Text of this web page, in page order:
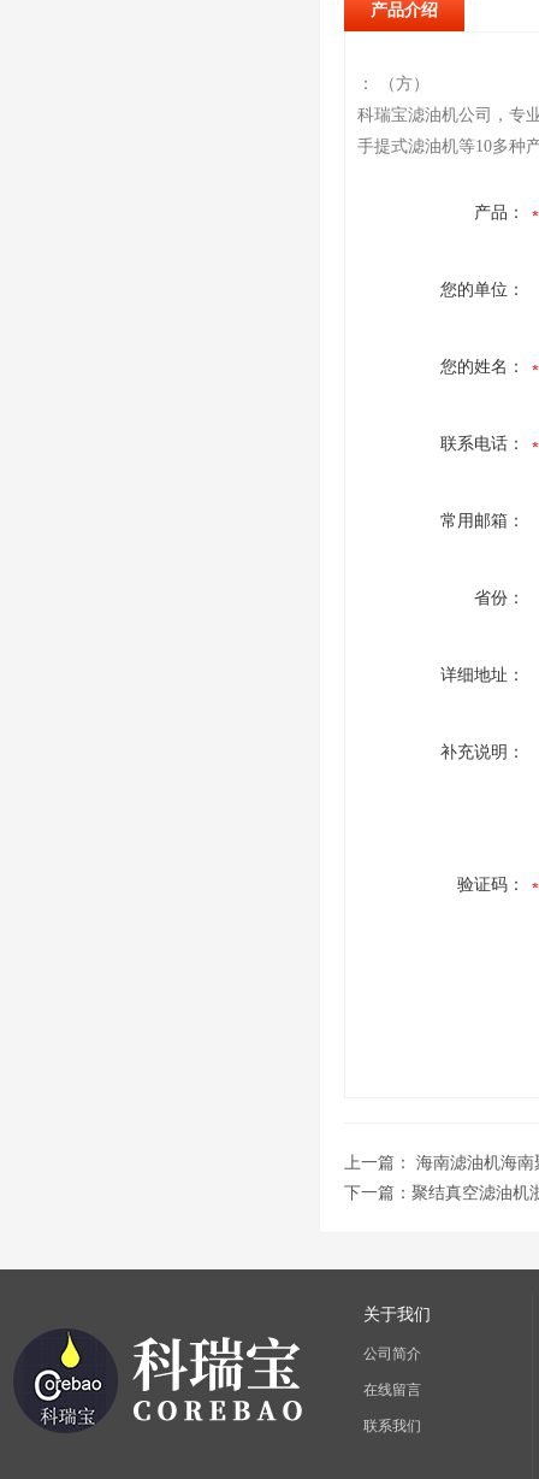
产品介绍
： （方）
科瑞宝滤油机公司，专
手提式滤油机等10多种
产品：
您的单位：
您的姓名：
联系电话：
常用邮箱：
省份：
详细地址：
补充说明：
验证码：
上一篇： 海南滤油机海南
下一篇： 聚结真空滤油机
关于我们
公司简介
在线留言
联系我们